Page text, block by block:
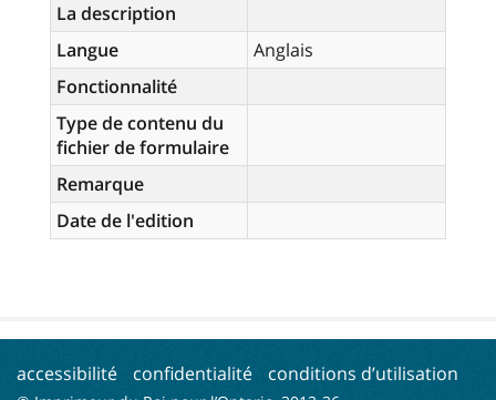
La description
Langue
Anglais
Fonctionnalité
Type de contenu du
fichier de formulaire
Remarque
Date de l'edition
accessibilité confidentialité conditions d’utilisation